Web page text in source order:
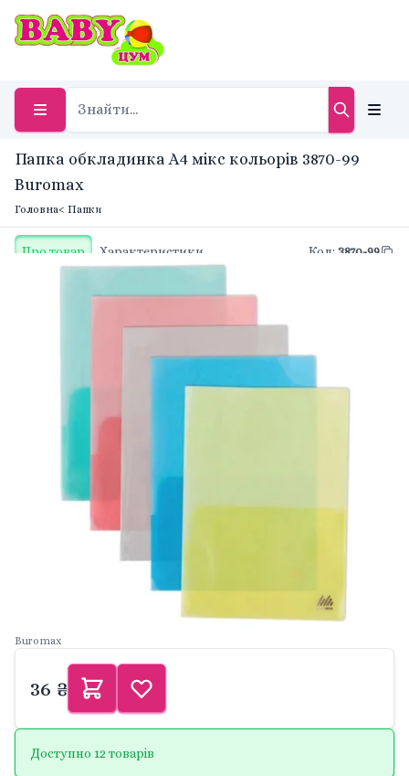
Папка обкладинка А4 мікс кольорів 3870-99
Buromax
Головна< Папки
Про товар Характеристики Код: 3870-99
Buromax
36 ₴
Доступно 12 товарів